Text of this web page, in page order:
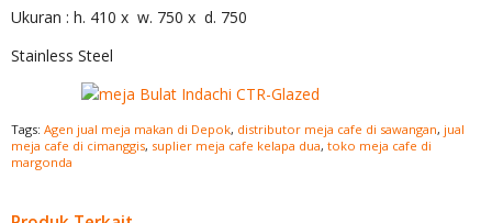
Ukuran : h. 410 x w. 750 x d. 750
Stainless Steel
Tags: Agen jual meja makan di Depok, distributor meja cafe di sawangan, jual
meja cafe di cimanggis, suplier meja cafe kelapa dua, toko meja cafe di
margonda